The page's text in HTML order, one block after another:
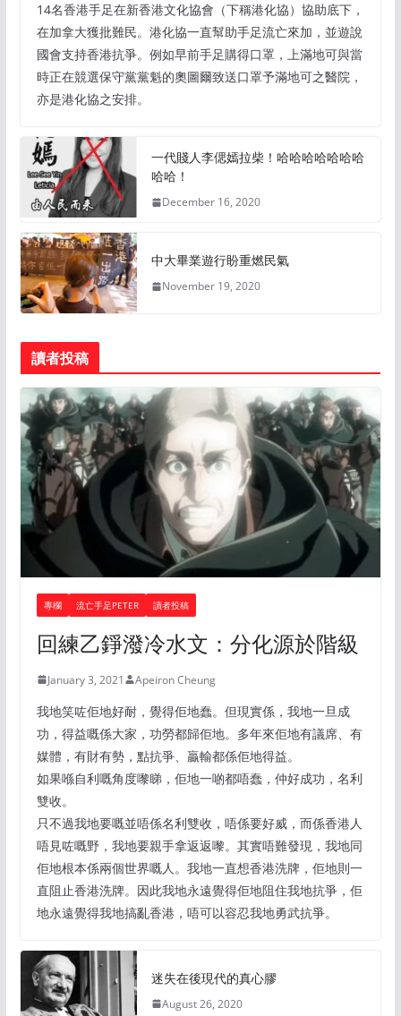
14名香港手足在新香港文化協會（下稱港化協）協助底下，
在加拿大獲批難民。港化協一直幫助手足流亡來加，並遊說
國會支持香港抗爭。例如早前手足購得口罩，上滿地可與當
時正在競選保守黨黨魁的奧圖爾致送口罩予滿地可之醫院，
亦是港化協之安排。
一代賤人李偲嫣拉柴！哈哈哈哈哈哈哈
哈哈！
December 16, 2020
中大畢業遊行盼重燃民氣
November 19, 2020
讀者投稿
專欄 流亡手足PETER 讀者投稿
回練乙錚潑冷水文：分化源於階級
January 3, 2021 Apeiron Cheung
我地笑咗佢地好耐，覺得佢地蠢。但現實係，我地一旦成
功，得益嘅係大家，功勞都歸佢地。多年來佢地有議席、有
媒體，有財有勢，點抗爭、贏輸都係佢地得益。
如果喺自利嘅角度嚟睇，佢地一啲都唔蠢，仲好成功，名利
雙收。
只不過我地要嘅並唔係名利雙收，唔係要好威，而係香港人
唔見咗嘅野，我地要親手拿返返嚟。其實唔難發現，我地同
佢地根本係兩個世界嘅人。我地一直想香港洗牌，佢地則一
直阻止香港洗牌。因此我地永遠覺得佢地阻住我地抗爭，佢
地永遠覺得我地搞亂香港，唔可以容忍我地勇武抗爭。
迷失在後現代的真心膠
August 26, 2020